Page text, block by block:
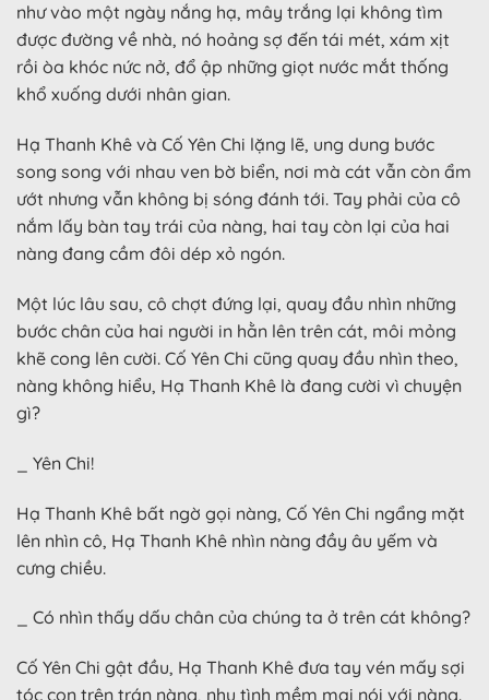
như vào một ngày nắng hạ, mây trắng lại không tìm
được đường về nhà, nó hoảng sợ đến tái mét, xám xịt
rồi òa khóc nức nở, đổ ập những giọt nước mắt thống
khổ xuống dưới nhân gian.
Hạ Thanh Khê và Cố Yên Chi lặng lẽ, ung dung bước
song song với nhau ven bờ biển, nơi mà cát vẫn còn ẩm
ướt nhưng vẫn không bị sóng đánh tới. Tay phải của cô
nắm lấy bàn tay trái của nàng, hai tay còn lại của hai
nàng đang cầm đôi dép xỏ ngón.
Một lúc lâu sau, cô chợt đứng lại, quay đầu nhìn những
bước chân của hai người in hằn lên trên cát, môi mỏng
khẽ cong lên cười. Cố Yên Chi cũng quay đầu nhìn theo,
nàng không hiểu, Hạ Thanh Khê là đang cười vì chuyện
gì?
_ Yên Chi!
Hạ Thanh Khê bất ngờ gọi nàng, Cố Yên Chi ngẩng mặt
lên nhìn cô, Hạ Thanh Khê nhìn nàng đầy âu yếm và
cưng chiều.
_ Có nhìn thấy dấu chân của chúng ta ở trên cát không?
Cố Yên Chi gật đầu, Hạ Thanh Khê đưa tay vén mấy sợi
tóc con trên trán nàng, nhu tình mềm mại nói với nàng.